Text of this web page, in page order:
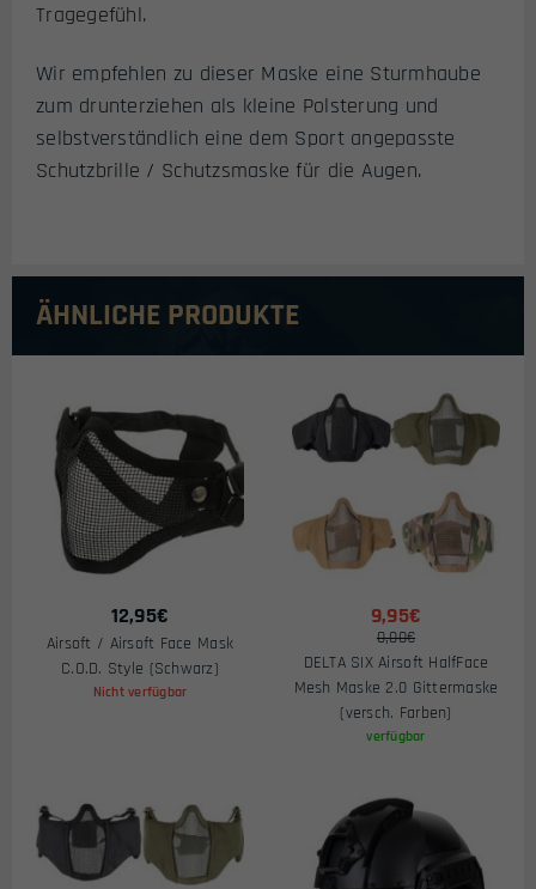
Tragegefühl.
Wir empfehlen zu dieser Maske eine Sturmhaube
zum drunterziehen als kleine Polsterung und
selbstverständlich eine dem Sport angepasste
Schutzbrille / Schutzsmaske für die Augen.
ÄHNLICHE PRODUKTE
12,95€
Airsoft / Airsoft Face Mask
C.O.D. Style (Schwarz)
Nicht verfügbar
9,95€
0,00€
DELTA SIX Airsoft HalfFace
Mesh Maske 2.0 Gittermaske
(versch. Farben)
verfügbar